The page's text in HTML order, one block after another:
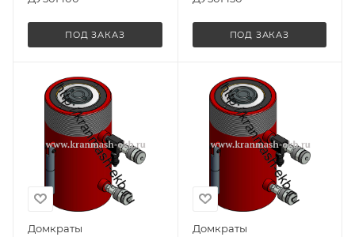
ПОД ЗАКАЗ ПОД ЗАКАЗ
Домкраты
Домкраты